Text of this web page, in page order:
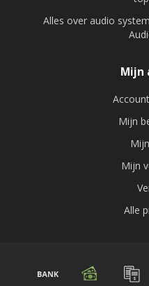
Alles over audio
Mijn
Mijn
Mijn
Alle